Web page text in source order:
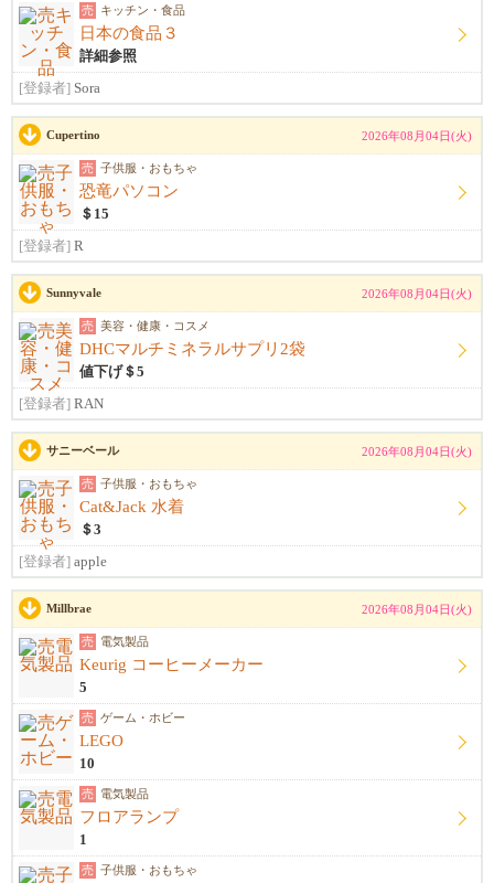
売 キッチン・食品
日本の食品３
詳細参照
[登録者] Sora
Cupertino 2026年08月04日(火)
売 子供服・おもちゃ
恐竜パソコン
＄15
[登録者] R
Sunnyvale 2026年08月04日(火)
売 美容・健康・コスメ
DHCマルチミネラルサプリ2袋
値下げ＄5
[登録者] RAN
サニーベール 2026年08月04日(火)
売 子供服・おもちゃ
Cat&Jack 水着
＄3
[登録者] apple
Millbrae 2026年08月04日(火)
売 電気製品
Keurig コーヒーメーカー
5
売 ゲーム・ホビー
LEGO
10
売 電気製品
フロアランプ
1
売 子供服・おもちゃ